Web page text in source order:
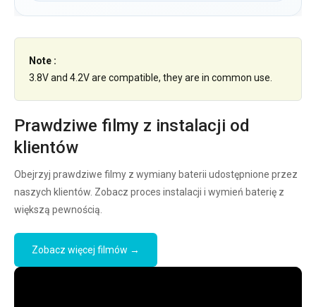
Note :
3.8V and 4.2V are compatible, they are in common use.
Prawdziwe filmy z instalacji od
klientów
Obejrzyj prawdziwe filmy z wymiany baterii udostępnione przez
naszych klientów. Zobacz proces instalacji i wymień baterię z
większą pewnością.
Zobacz więcej filmów →